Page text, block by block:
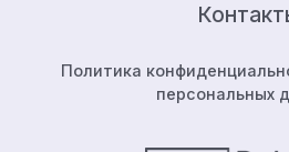
Политика
персональных